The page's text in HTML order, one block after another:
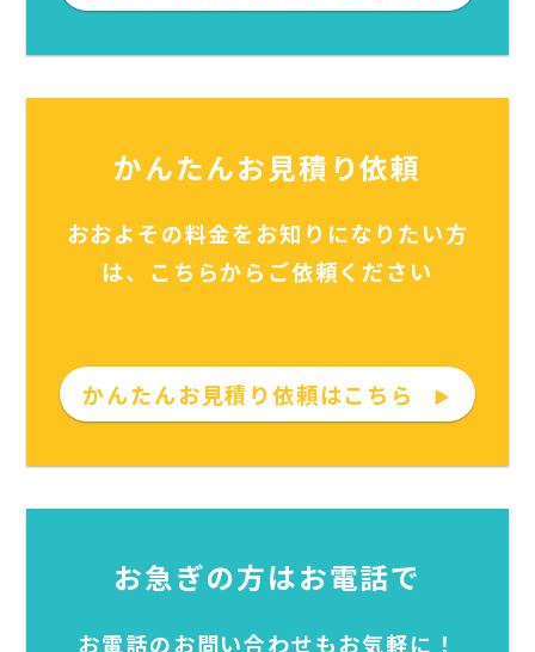
かんたんお見積り依頼
おおよその料金をお知りになりたい方
は、こちらからご依頼ください
かんたんお見積り依頼はこちら ▶
お急ぎの方はお電話で
お電話のお問い合わせもお気軽に！